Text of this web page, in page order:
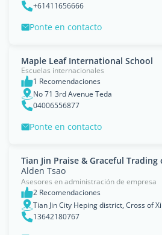
+61411656666
Ponte en contacto
Maple Leaf International School
Escuelas internacionales
1 Recomendaciones
No 71 3rd Avenue Teda
04006556877
Ponte en contacto
Tian Jin Praise & Graceful Trading
Alden Tsao
Asesores en administración de empresa
2 Recomendaciones
13642180767